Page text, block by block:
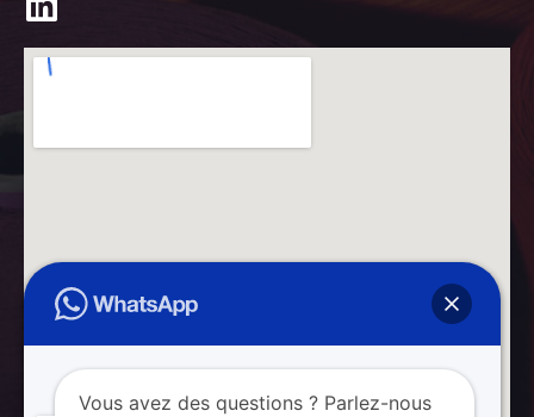
Vous avez des questions ? Parlez-nous